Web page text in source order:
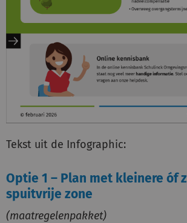
Tekst uit de Infographic:
Optie 1 – Plan met kleinere óf
spuitvrije zone
(maatregelenpakket)